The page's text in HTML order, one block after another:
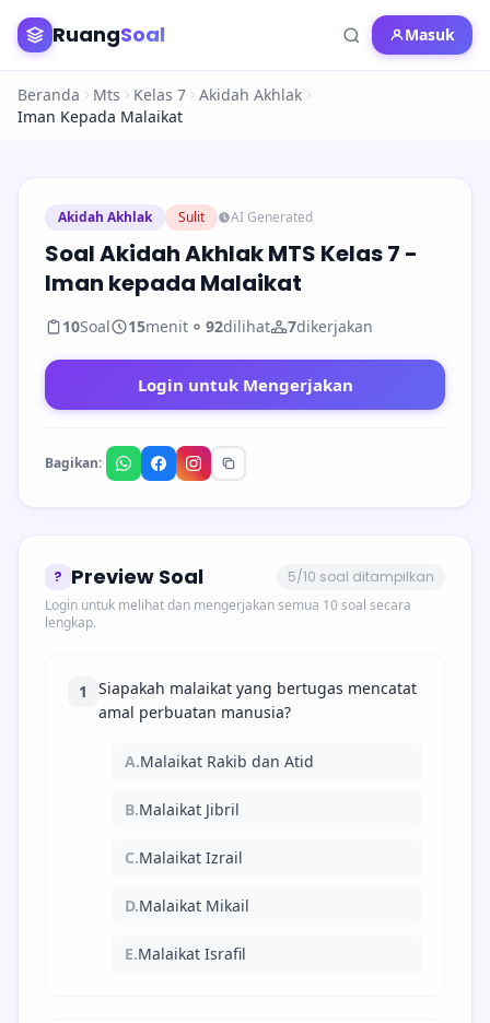
RuangSoal Masuk
Beranda Mts Kelas 7
Akidah Akhlak
Iman Kepada Malaikat
Akidah Akhlak Sulit AI Generated
Soal Akidah Akhlak MTS Kelas 7 -
Iman kepada Malaikat
10Soal 15menit 92dilihat 7dikerjakan
Login untuk Mengerjakan
Bagikan:
? Preview Soal
5/10 soal ditampilkan
Login untuk melihat dan mengerjakan semua 10 soal secara
lengkap.
1
Siapakah malaikat yang bertugas mencatat
amal perbuatan manusia?
A.Malaikat Rakib dan Atid
B.Malaikat Jibril
C.Malaikat Izrail
D.Malaikat Mikail
E.Malaikat Israfil